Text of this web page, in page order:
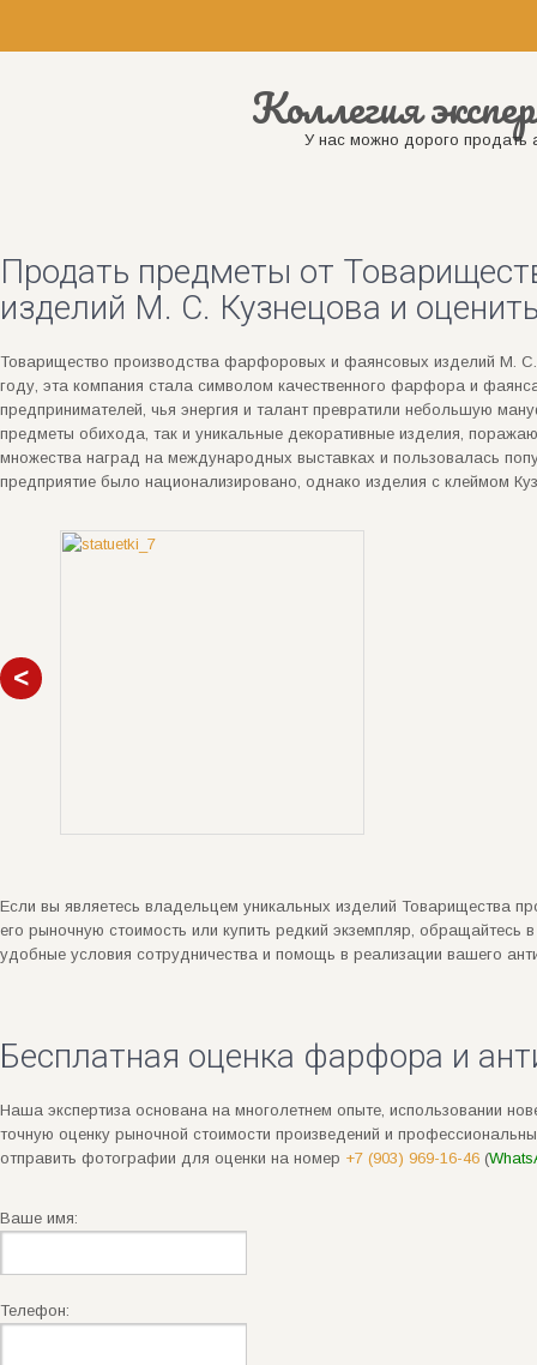
Коллегия
У нас можно дорого продать
Продать предметы от
изделий М. С. Кузнецова и
Товарищество производства фарфоровых и фаянсовых изделий М.
году, эта компания стала символом качественного фарфора и
предпринимателей, чья энергия и талант превратили небольшую
предметы обихода, так и уникальные декоративные изделия,
множества наград на международных выставках и пользовалась
предприятие было национализировано, однако изделия с клеймом
Если вы являетесь владельцем уникальных изделий Товарищества
его рыночную стоимость или купить редкий экземпляр, обращайтесь
удобные условия сотрудничества и помощь в реализации вашего
Бесплатная оценка фарфора и
Наша экспертиза основана на многолетнем опыте, использовании
точную оценку рыночной стоимости произведений и
отправить фотографии для оценки на номер +7 (903) 969-16-46 (
Ваше имя:
Телефон: